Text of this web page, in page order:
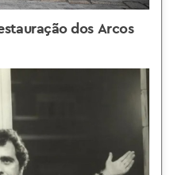
dos Arcos